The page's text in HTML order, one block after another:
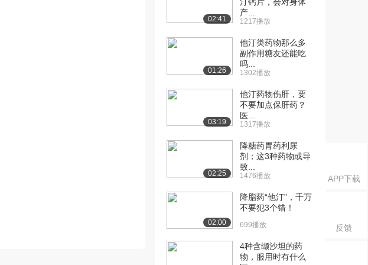
APP下载
反馈
02:41
产...
1217播放
01:26
他汀类药物那么多
副作用糖友还能吃
吗...
1302播放
03:19
他汀药物伤肝，要
不要加点保肝药？
医...
1317播放
02:25
降糖药胃药利尿
剂；这3种药物或导
致...
1476播放
02:00
降脂药“他汀”，千万
不要犯3个错！
699播放
4种含缬沙坦的药
物，服用时有什么